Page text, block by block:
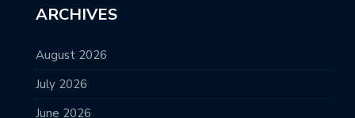
ARCHIVES
August 2026
July 2026
June 2026